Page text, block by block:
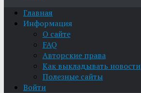
Главная
Информация
О сайте
FAQ
Авторские права
Как выкладывать новости
Полезные сайты
Войти